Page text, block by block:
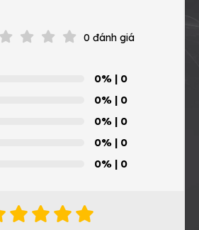
0 đánh giá
0% | 0
0% | 0
0% | 0
0% | 0
0% | 0